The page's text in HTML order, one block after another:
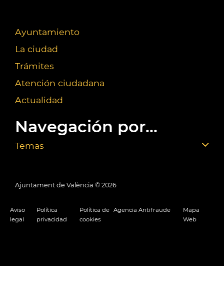
Ayuntamiento
La ciudad
Trámites
Atención ciudadana
Actualidad
Navegación por...
Temas
Ajuntament de València © 2026
Aviso
legal
Política
privacidad
Política de
cookies
Agencia Antifraude
Mapa
Web